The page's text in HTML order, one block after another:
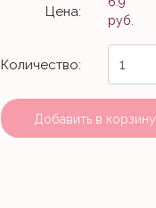
Цена:
руб.
Количество:
Добавить в корзину